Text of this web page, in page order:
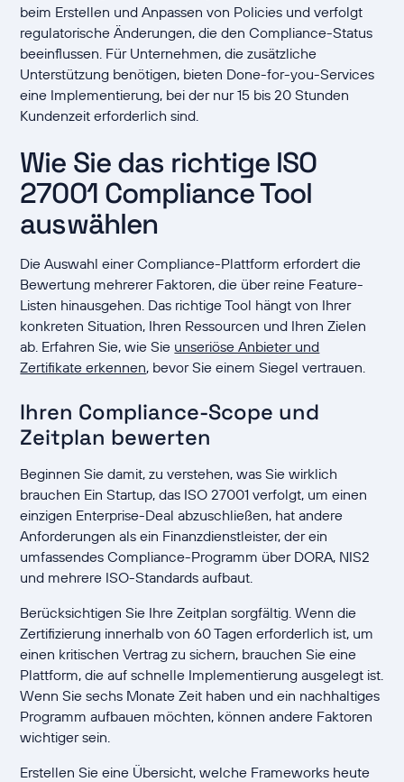
beim Erstellen und Anpassen von Policies und verfolgt
regulatorische Änderungen, die den Compliance-Status
beeinflussen. Für Unternehmen, die zusätzliche
Unterstützung benötigen, bieten Done-for-you-Services
eine Implementierung, bei der nur 15 bis 20 Stunden
Kundenzeit erforderlich sind.
Wie Sie das richtige ISO
27001 Compliance Tool
auswählen
Die Auswahl einer Compliance-Plattform erfordert die
Bewertung mehrerer Faktoren, die über reine Feature-
Listen hinausgehen. Das richtige Tool hängt von Ihrer
konkreten Situation, Ihren Ressourcen und Ihren Zielen
ab. Erfahren Sie, wie Sie unseriöse Anbieter und
Zertifikate erkennen, bevor Sie einem Siegel vertrauen.
Ihren Compliance-Scope und
Zeitplan bewerten
Beginnen Sie damit, zu verstehen, was Sie wirklich
brauchen Ein Startup, das ISO 27001 verfolgt, um einen
einzigen Enterprise-Deal abzuschließen, hat andere
Anforderungen als ein Finanzdienstleister, der ein
umfassendes Compliance-Programm über DORA, NIS2
und mehrere ISO-Standards aufbaut.
Berücksichtigen Sie Ihre Zeitplan sorgfältig. Wenn die
Zertifizierung innerhalb von 60 Tagen erforderlich ist, um
einen kritischen Vertrag zu sichern, brauchen Sie eine
Plattform, die auf schnelle Implementierung ausgelegt ist.
Wenn Sie sechs Monate Zeit haben und ein nachhaltiges
Programm aufbauen möchten, können andere Faktoren
wichtiger sein.
Erstellen Sie eine Übersicht, welche Frameworks heute